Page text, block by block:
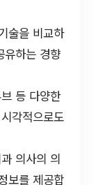
술을 비교하
유하는 경향
등 다양한
각적으로도
의사의 의
보를 제공합